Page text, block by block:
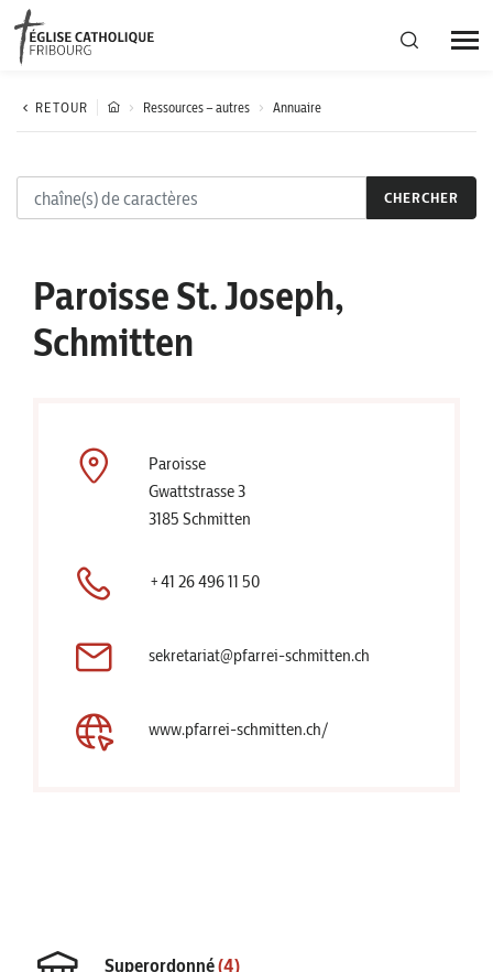
Région diocésaine
Actualités
RETOUR Ressources – autres Annuaire
CHERCHER
Paroisse St. Joseph,
Schmitten
Paroisse
Gwattstrasse 3
3185 Schmitten
+41 26 496 11 50
sekretariat@pfarrei-schmitten.ch
www.pfarrei-schmitten.ch/
Superordonné(4)